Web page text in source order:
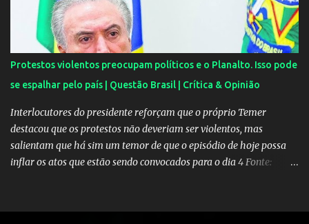
que aparecem num registro no resort, e também de Anchietx. De
Mangaratiba, os cantores ainda seguiram para Campo Grande,
onde se apresentaram numa casa de show no bairro da Zona
Oeste do Rio. As moças foram convidadas por Neymar através das
redes sociais. O jogador faz questão de pagar as estadias delas e
também as passagens. A exigência é sempre a mesma: não postar
ou falar nada sobre. Celulares, aliás, são proibidos nas festas....
Protestos violentos preocupam políticos e o Planalto. Isso pode
se espalhar pelo país | Questão Brasil | Crítica & Opinião
Interlocutores do presidente reforçam que o próprio Temer
destacou que os protestos não deveriam ser violentos, mas
salientam que há sim um temor de que o episódio de hoje possa
inflar os atos que estão sendo convocados para o dia 4 Fonte: